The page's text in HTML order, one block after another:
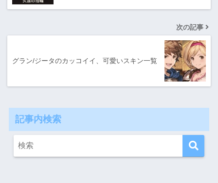
次の記事
グラン/ジータのカッコイイ、可愛いスキン一覧
記事内検索